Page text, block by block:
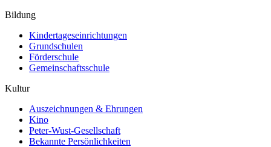
Bildung
Kindertageseinrichtungen
Grundschulen
Förderschule
Gemeinschaftsschule
Kultur
Auszeichnungen & Ehrungen
Kino
Peter-Wust-Gesellschaft
Bekannte Persönlichkeiten